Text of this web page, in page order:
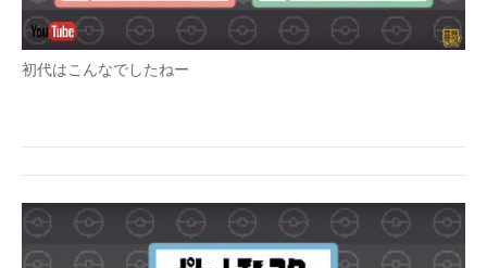
初代はこんなでしたねー